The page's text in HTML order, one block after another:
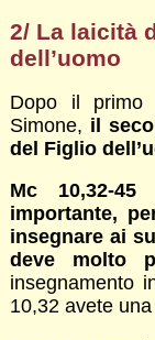
2/ La laicità
dell’uomo
Dopo il primo
Simone, il
del Figlio
Mc 10,32-
importante,
insegnare ai
deve molto
insegnamento
10,32 avete